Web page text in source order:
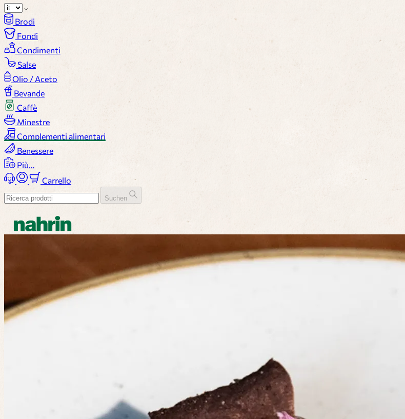
Brodi
Fondi
Condimenti
Salse
Olio / Aceto
Bevande
Caffè
Minestre
Complementi alimentari
Benessere
Più…
Carrello
Suchen